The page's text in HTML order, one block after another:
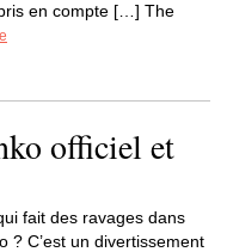
en compte […] The
officiel et
fait des ravages dans
? C’est un divertissement